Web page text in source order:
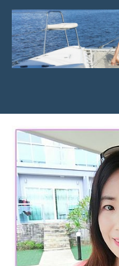
Skip
content
菲
亞
JEFFIA
FANG
粉
絲
主
題
旅
遊、